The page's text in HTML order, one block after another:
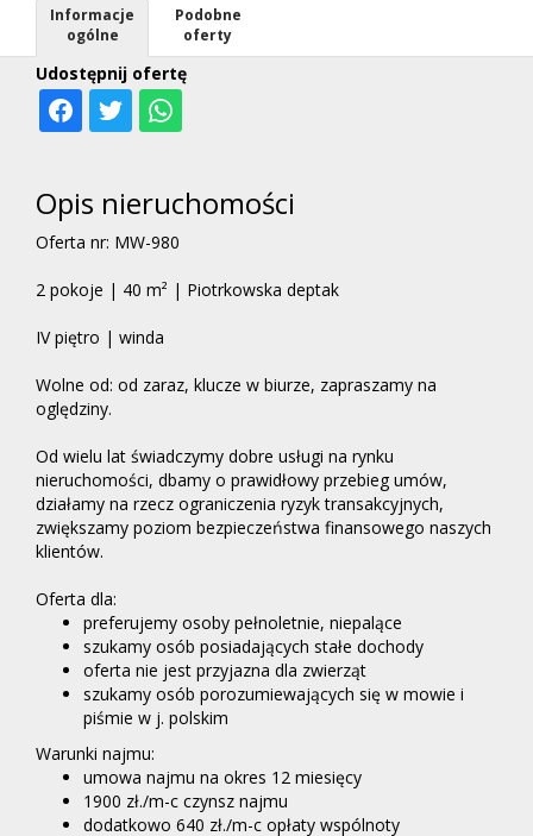
Udostępnij ofertę
Informacje
ogólne
Podobne
oferty
Opis nieruchomości
Oferta nr: MW-980
2 pokoje | 40 m² | Piotrkowska deptak
IV piętro | winda
Wolne od: od zaraz, klucze w biurze, zapraszamy na
oględziny.
Od wielu lat świadczymy dobre usługi na rynku
nieruchomości, dbamy o prawidłowy przebieg umów,
działamy na rzecz ograniczenia ryzyk transakcyjnych,
zwiększamy poziom bezpieczeństwa finansowego naszych
klientów.
Oferta dla:
preferujemy osoby pełnoletnie, niepalące
szukamy osób posiadających stałe dochody
oferta nie jest przyjazna dla zwierząt
szukamy osób porozumiewających się w mowie i
piśmie w j. polskim
Warunki najmu:
umowa najmu na okres 12 miesięcy
1900 zł./m-c czynsz najmu
dodatkowo 640 zł./m-c opłaty wspólnoty